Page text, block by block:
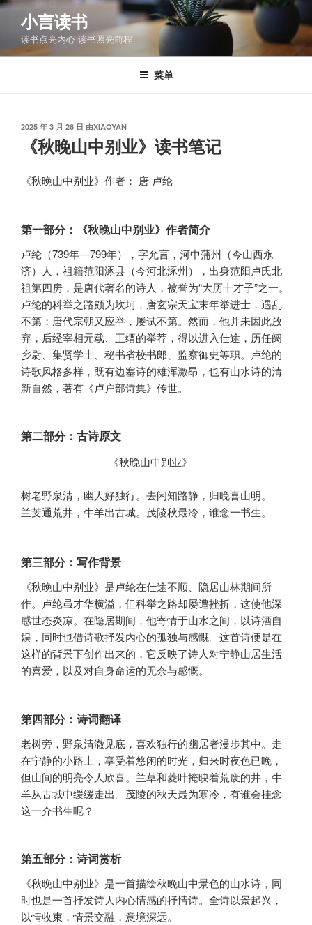
跳
容
小言读书
读书点亮内心 读书照亮前程
菜单
发
2025 年 3 月 26 日 由XIAOYAN
《秋晚山中别业》读书笔记
《秋晚山中别业》作者： 唐 卢纶
第一部分：《秋晚山中别业》作者简介
卢纶（739年—799年），字允言，河中蒲州（今山西永
济）人，祖籍范阳涿县（今河北涿州），出身范阳卢氏北
祖第四房，是唐代著名的诗人，被誉为“大历十才子”之一。
卢纶的科举之路颇为坎坷，唐玄宗天宝末年举进士，遇乱
不第；唐代宗朝又应举，屡试不第。然而，他并未因此放
弃，后经宰相元载、王缙的举荐，得以进入仕途，历任阌
乡尉、集贤学士、秘书省校书郎、监察御史等职。卢纶的
诗歌风格多样，既有边塞诗的雄浑激昂，也有山水诗的清
新自然，著有《卢户部诗集》传世。
第二部分：古诗原文
树老野泉清，幽人好独行。去闲知路静，归晚喜山明。
兰芰通荒井，牛羊出古城。茂陵秋最冷，谁念一书生。
第三部分：写作背景
《秋晚山中别业》是卢纶在仕途不顺、隐居山林期间所
作。卢纶虽才华横溢，但科举之路却屡遭挫折，这使他深
感世态炎凉。在隐居期间，他寄情于山水之间，以诗酒自
娱，同时也借诗歌抒发内心的孤独与感慨。这首诗便是在
这样的背景下创作出来的，它反映了诗人对宁静山居生活
的喜爱，以及对自身命运的无奈与感慨。
第四部分：诗词翻译
老树旁，野泉清澈见底，喜欢独行的幽居者漫步其中。走
在宁静的小路上，享受着悠闲的时光，归来时夜色已晚，
但山间的明亮令人欣喜。兰草和菱叶掩映着荒废的井，牛
羊从古城中缓缓走出。茂陵的秋天最为寒冷，有谁会挂念
这一介书生呢？
第五部分：诗词赏析
《秋晚山中别业》是一首描绘秋晚山中景色的山水诗，同
时也是一首抒发诗人内心情感的抒情诗。全诗以景起兴，
以情收束，情景交融，意境深远。